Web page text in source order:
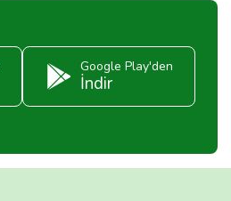
Google Play'den
İndir